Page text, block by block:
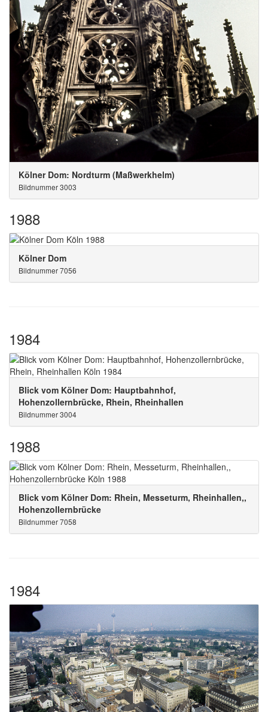
Kölner Dom: Nordturm (Maßwerkhelm)
Bildnummer 3003
1988
Kölner Dom
Bildnummer 7056
1984
Blick vom Kölner Dom: Hauptbahnhof,
Hohenzollernbrücke, Rhein, Rheinhallen
Bildnummer 3004
1988
Blick vom Kölner Dom: Rhein, Messeturm, Rheinhallen,,
Hohenzollernbrücke
Bildnummer 7058
1984